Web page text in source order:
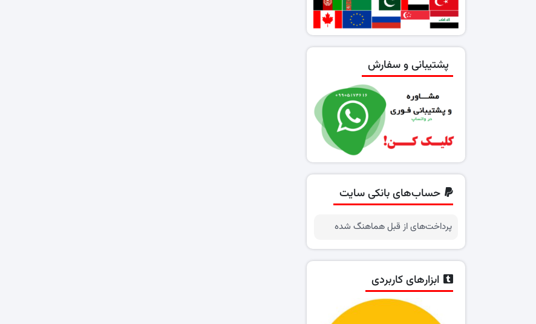
پشتیبانی و سفارش
حساب‌های بانکی سایت
پرداخت‌های از قبل هماهنگ شده
ابزارهای کاربردی